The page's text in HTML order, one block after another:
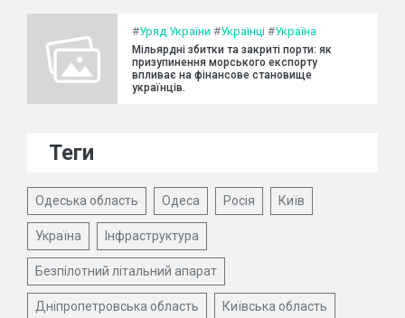
#Уряд України #Українці #Україна
Мільярдні збитки та закриті порти: як
призупинення морського експорту
впливає на фінансове становище
українців.
Теги
Одеська область Одеса Росія Київ
Україна Інфраструктура
Безпілотний літальний апарат
Дніпропетровська область Київська область